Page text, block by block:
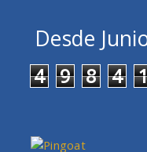
Desde
4 9 8 4